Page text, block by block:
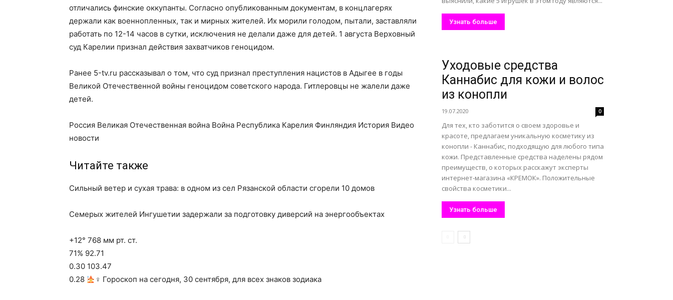
отличались финские оккупанты. Согласно опубликованным документам, в концлагерях
держали как военнопленных, так и мирных жителей. Их морили голодом, пытали, заставляли
работать по 12-14 часов в сутки, исключения не делали даже для детей. 1 августа Верховный
суд Карелии признал действия захватчиков геноцидом.
Ранее 5-tv.ru рассказывал о том, что суд признал преступления нацистов в Адыгее в годы
Великой Отечественной войны геноцидом советского народа. Гитлеровцы не жалели даже
детей.
Россия Великая Отечественная война Война Республика Карелия Финляндия История Видео
новости
Читайте также
Сильный ветер и сухая трава: в одном из сел Рязанской области сгорели 10 домов
Семерых жителей Ингушетии задержали за подготовку диверсий на энергообъектах
+12° 768 мм рт. ст.
71% 92.71
0.30 103.47
0.28
‍♀ Гороскоп на сегодня, 30 сентября, для всех знаков зодиака
Узнать больше
Уходовые средства
Каннабис для кожи и волос
из конопли
19.07.2020 0
Для тех, кто заботится о своем здоровье и
красоте, предлагаем уникальную косметику из
конопли - Каннабис, подходящую для любого типа
кожи. Представленные средства наделены рядом
преимуществ, о которых расскажут эксперты
интернет-магазина «КРЕМОК». Положительные
свойства косметики...
Узнать больше